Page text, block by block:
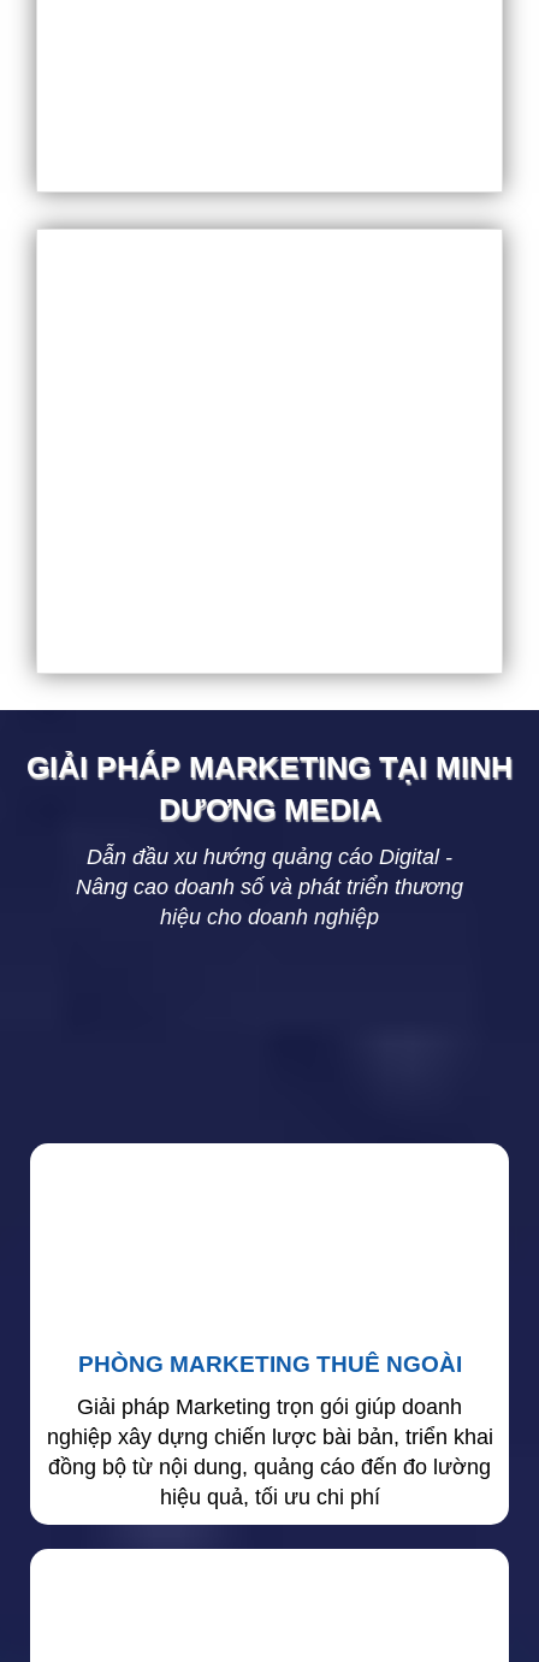
GIẢI PHÁP MARKETING TẠI MINH
DƯƠNGMEDIA
Dẫn đầu xu hướng quảng cáo Digital -
Nâng cao doanh số và phát triển thương
hiệu cho doanh nghiệp
PHÒNG MARKETING THUÊ NGOÀI
Giải pháp Marketing trọn gói giúp doanh
nghiệp xây dựng chiến lược bài bản, triển khai
đồng bộ từ nội dung, quảng cáo đến đo lường
hiệu quả, tối ưu chi phí